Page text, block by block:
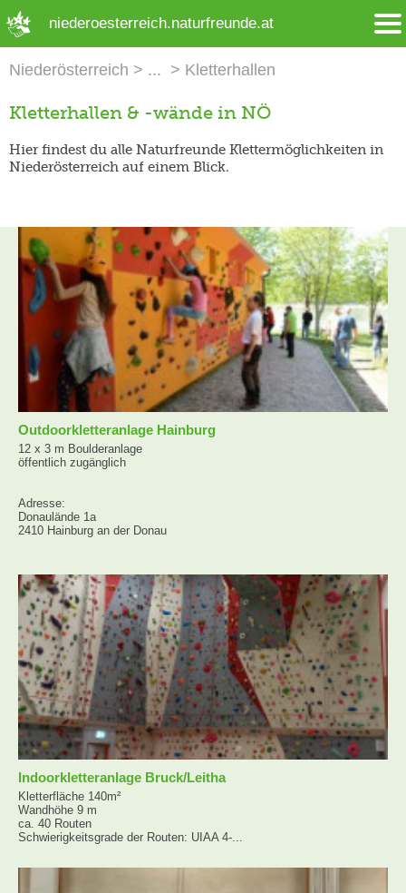
niederoesterreich.naturfreunde.at
Niederösterreich Kletterhallen
Kletterhallen & -wände in NÖ
Hier findest du alle Naturfreunde Klettermöglichkeiten in
Niederösterreich auf einem Blick.
Outdoorkletteranlage Hainburg
12 x 3 m Boulderanlage
öffentlich zugänglich
Adresse:
Donaulände 1a
2410 Hainburg an der Donau
Indoorkletteranlage Bruck/Leitha
Kletterfläche 140m²
Wandhöhe 9 m
ca. 40 Routen
Schwierigkeitsgrade der Routen: UIAA 4-...